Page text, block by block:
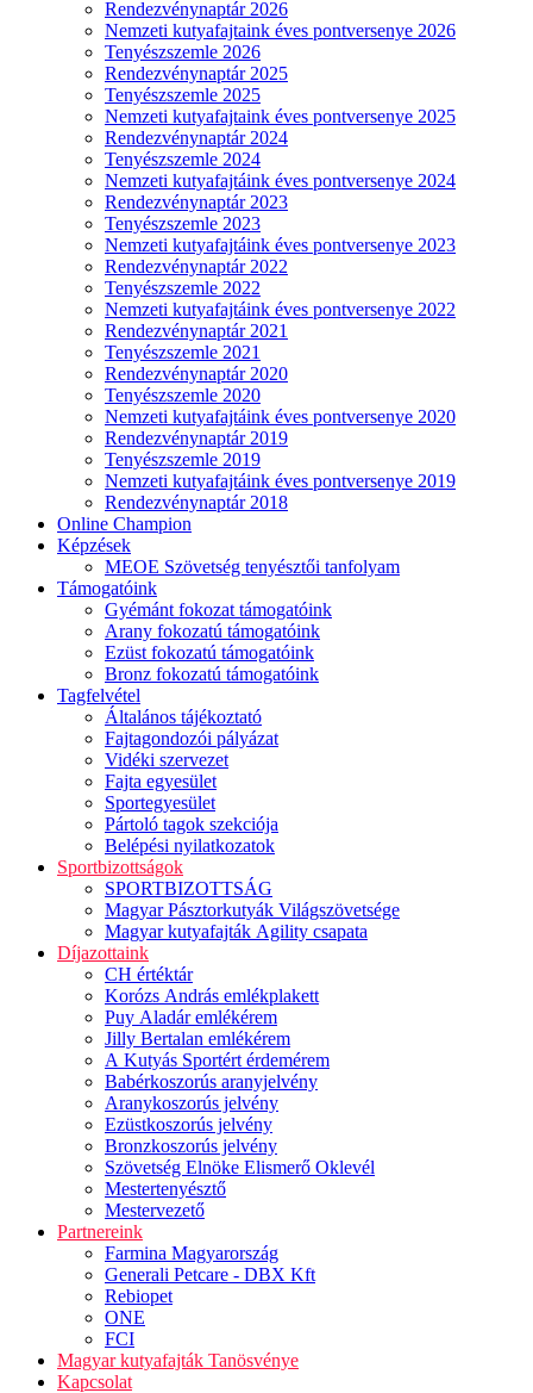
Rendezvénynaptár 2026
Nemzeti kutyafajtaink éves pontversenye 2026
Tenyészszemle 2026
Rendezvénynaptár 2025
Tenyészszemle 2025
Nemzeti kutyafajtaink éves pontversenye 2025
Rendezvénynaptár 2024
Tenyészszemle 2024
Nemzeti kutyafajtáink éves pontversenye 2024
Rendezvénynaptár 2023
Tenyészszemle 2023
Nemzeti kutyafajtáink éves pontversenye 2023
Rendezvénynaptár 2022
Tenyészszemle 2022
Nemzeti kutyafajtáink éves pontversenye 2022
Rendezvénynaptár 2021
Tenyészszemle 2021
Rendezvénynaptár 2020
Tenyészszemle 2020
Nemzeti kutyafajtáink éves pontversenye 2020
Rendezvénynaptár 2019
Tenyészszemle 2019
Nemzeti kutyafajtáink éves pontversenye 2019
Rendezvénynaptár 2018
Online Champion
Képzések
MEOE Szövetség tenyésztői tanfolyam
Támogatóink
Gyémánt fokozat támogatóink
Arany fokozatú támogatóink
Ezüst fokozatú támogatóink
Bronz fokozatú támogatóink
Tagfelvétel
Általános tájékoztató
Fajtagondozói pályázat
Vidéki szervezet
Fajta egyesület
Sportegyesület
Pártoló tagok szekciója
Belépési nyilatkozatok
Sportbizottságok
SPORTBIZOTTSÁG
Magyar Pásztorkutyák Világszövetsége
Magyar kutyafajták Agility csapata
Díjazottaink
CH értéktár
Korózs András emlékplakett
Puy Aladár emlékérem
Jilly Bertalan emlékérem
A Kutyás Sportért érdemérem
Babérkoszorús aranyjelvény
Aranykoszorús jelvény
Ezüstkoszorús jelvény
Bronzkoszorús jelvény
Szövetség Elnöke Elismerő Oklevél
Mestertenyésztő
Mestervezető
Partnereink
Farmina Magyarország
Generali Petcare - DBX Kft
Rebiopet
ONE
FCI
Magyar kutyafajták Tanösvénye
Kapcsolat